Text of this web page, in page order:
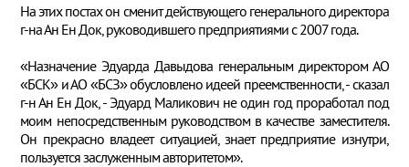
На этих постах он сменит действующего генерального директора
г-на Ан Ен Док, руководившего предприятиями с 2007 года.
«Назначение Эдуарда Давыдова генеральным директором АО
«БСК» и АО «БСЗ» обусловлено идеей преемственности, - сказал
г-н Ан Ен Док, - Эдуард Маликович не один год проработал под
моим непосредственным руководством в качестве заместителя.
Он прекрасно владеет ситуацией, знает предприятие изнутри,
пользуется заслуженным авторитетом».